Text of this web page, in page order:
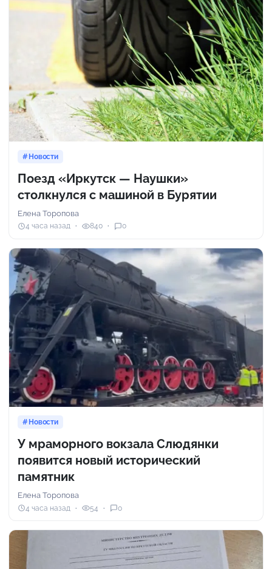
Новости
Поезд «Иркутск — Наушки»
столкнулся с машиной в Бурятии
Елена Торопова
4 часа назад 840 0
Новости
У мраморного вокзала Слюдянки
появится новый исторический
памятник
Елена Торопова
4 часа назад 54 0